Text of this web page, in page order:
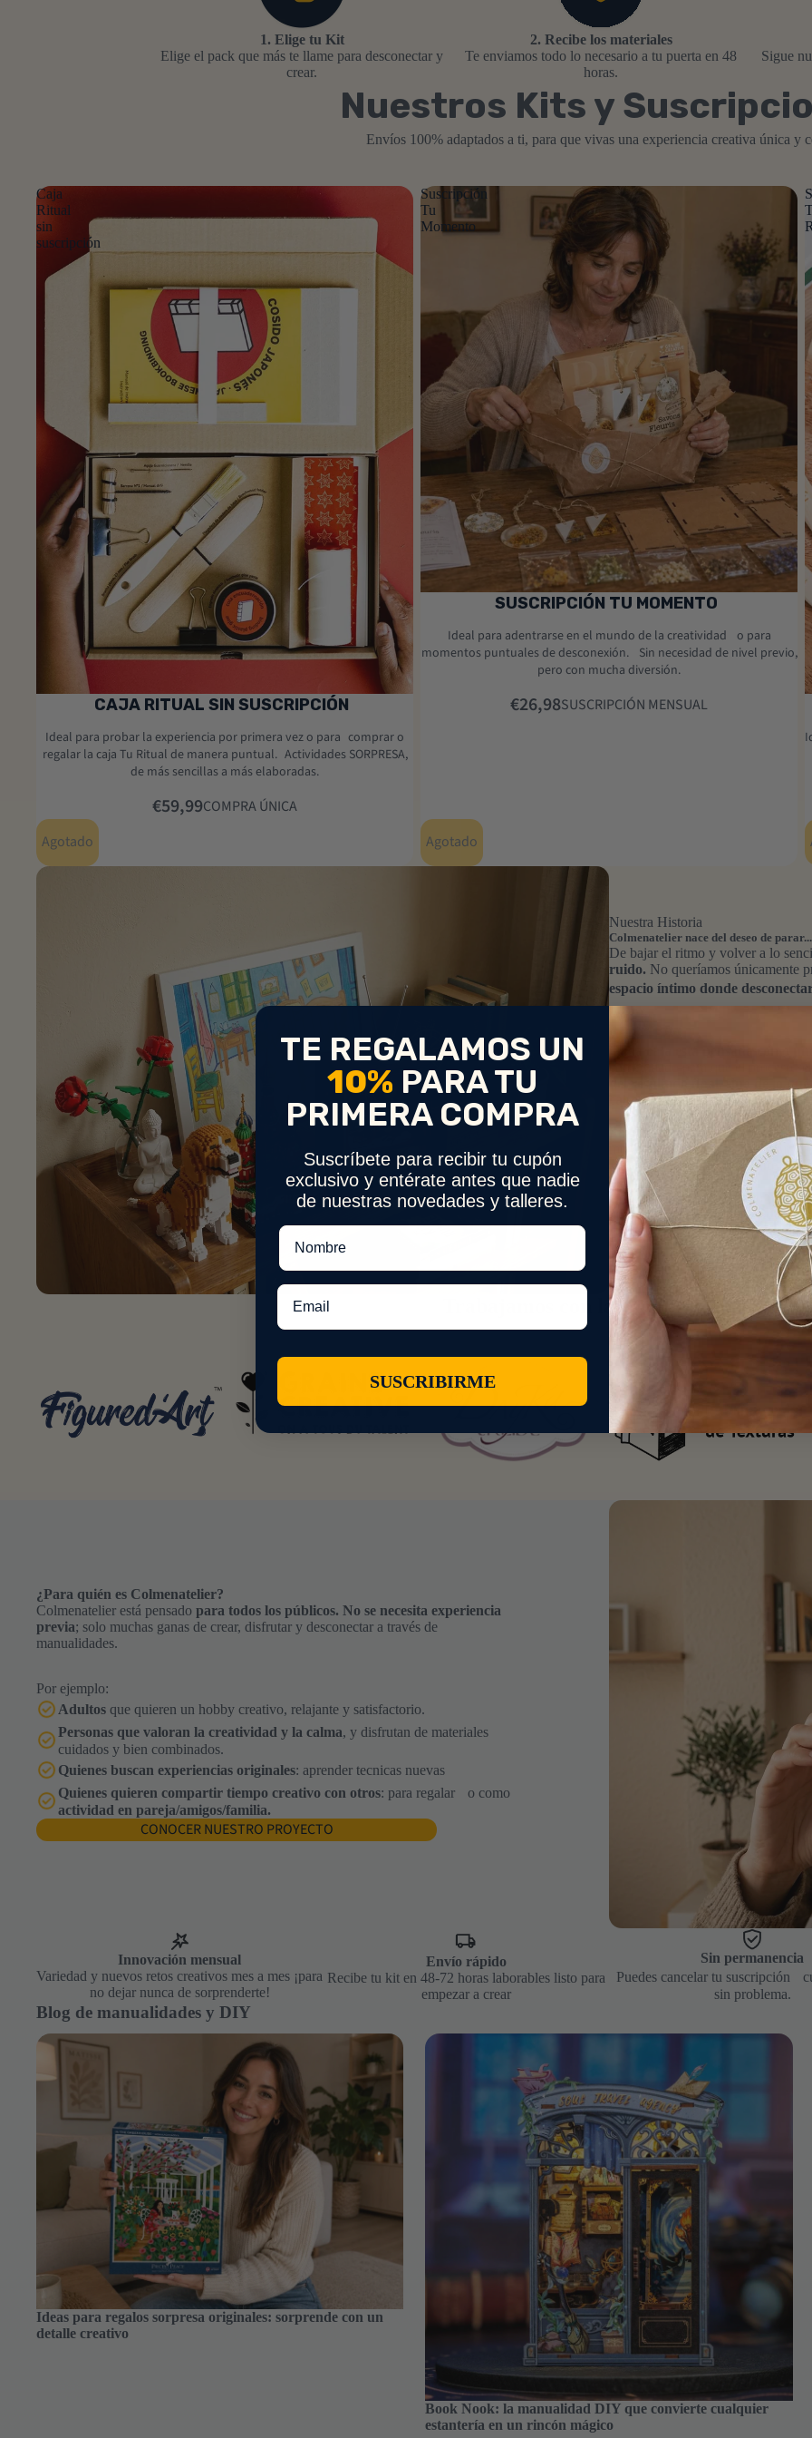
1. Elige tu Kit
Elige el pack que más te llame para desconectar y
crear.
2. Recibe los materiales
Te enviamos todo lo necesario a tu puerta en 48
horas.
Sigue
Nuestros Kits y
Envíos 100% adaptados a ti, para que vivas una experiencia creativa única y
Caja
Ritual
sin
suscripción
CAJA RITUAL SIN SUSCRIPCIÓN
Ideal para probar la experiencia por primera vez o para comprar o
regalar la caja Tu Ritual de manera puntual. Actividades SORPRESA,
de más sencillas a más elaboradas.
€59,99COMPRA ÚNICA
Agotado
Suscripción
Tu
Momento
SUSCRIPCIÓN TU MOMENTO
Ideal para adentrarse en el mundo de la creatividad o para
momentos puntuales de desconexión. Sin necesidad de nivel previo,
pero con mucha diversión.
€26,98SUSCRIPCIÓN MENSUAL
Agotado
Nuestra Historia
Colmenatelier nace del deseo de parar...
De bajar el ritmo y volver a lo
ruido. No queríamos únicamente
espacio íntimo donde
Cada caja está pensada como
con cuidado para que el proceso
del resultado final, sino de lo
calma, presencia.
En un día lleno de estímulos y
meditar. Repetir un gesto, pintar
volver al momento presente.
Colmena Atelier no es solo una
ruido, cerca de tu creatividad.
CONOCER MÁS SOBRE
Trabajamos con las mejores marcas
¿Para quién es Colmenatelier?
Colmenatelier está pensado para todos los públicos. No se necesita experiencia
previa; solo muchas ganas de crear, disfrutar y desconectar a través de
manualidades.
Por ejemplo:
Adultos que quieren un hobby creativo, relajante y satisfactorio.
Personas que valoran la creatividad y la calma, y disfrutan de materiales
cuidados y bien combinados.
Quienes buscan experiencias originales: aprender tecnicas nuevas
Quienes quieren compartir tiempo creativo con otros: para regalar o como
actividad en pareja/amigos/familia.
CONOCER NUESTRO PROYECTO
Innovación mensual
Variedad y nuevos retos creativos mes a mes ¡para
no dejar nunca de sorprenderte!
Envío rápido
Recibe tu kit en 48-72 horas laborables listo para
empezar a crear
Sin permanencia
Puedes cancelar tu suscripción
sin problema.
Blog de manualidades y DIY
Ideas para regalos sorpresa originales: sorprende con un detalle
creativo
Ideas para regalos sorpresa originales: sorprende con un
detalle creativo
Book Nook: la manualidad DIY que convierte cualquier
estantería en un rincón mágico
TE REGALAMOS UN
10% PARA TU
PRIMERA COMPRA
Suscríbete para recibir tu cupón
exclusivo y entérate antes que nadie
de nuestras novedades y talleres.
Nombre
Email
SUSCRIBIRME